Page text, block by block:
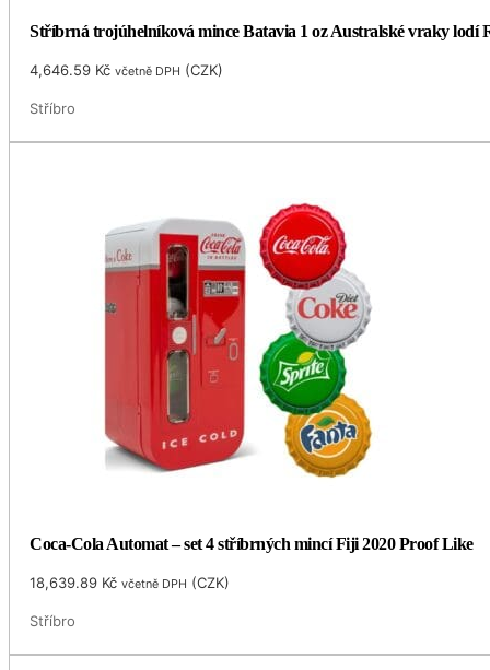
Stříbrná trojúhelníková mince Batavia 1 oz Australské vraky lodí
4,646.59 Kč včetně DPH (CZK)
Stříbro
Coca-Cola Automat – set 4 stříbrných mincí Fiji 2020 Proof Like
18,639.89 Kč včetně DPH (CZK)
Stříbro